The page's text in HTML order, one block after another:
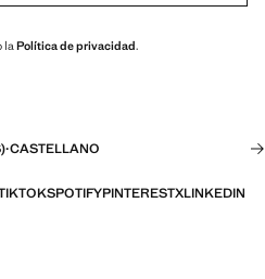
laPolítica de privacidad.
·CASTELLANO
SPOTIFYPINTERESTXLINKEDIN